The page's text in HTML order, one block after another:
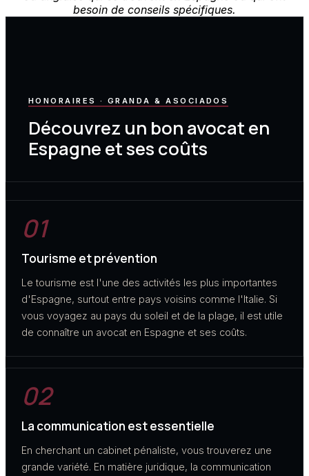
besoin de conseils spécifiques.
HONORAIRES · GRANDA & ASOCIADOS
Découvrez un bon avocat en
Espagne et ses coûts
01
Tourisme et prévention
Le tourisme est l'une des activités les plus importantes
d'Espagne, surtout entre pays voisins comme l'Italie. Si
vous voyagez au pays du soleil et de la plage, il est utile
de connaître un avocat en Espagne et ses coûts.
02
La communication est essentielle
En cherchant un cabinet pénaliste, vous trouverez une
grande variété. En matière juridique, la communication